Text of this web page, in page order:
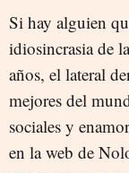
Si hay alguien
idiosincrasia de
años, el lateral
mejores del
sociales y
en la web de